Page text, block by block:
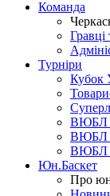
Команда
Гравці
Турніри
Кубок
ВЮБЛ
ВЮБЛ
ВЮБЛ
Юн.Баскет
Про